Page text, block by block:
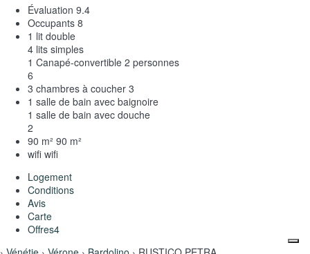
Évaluation 9.4
Occupants 8
1 lit double
4 lits simples
1 Canapé-convertible 2 personnes
6
3 chambres à coucher 3
1 salle de bain avec baignoire
1 salle de bain avec douche
2
90 m² 90 m²
wifi wifi
Logement
Conditions
Avis
Carte
Offres4